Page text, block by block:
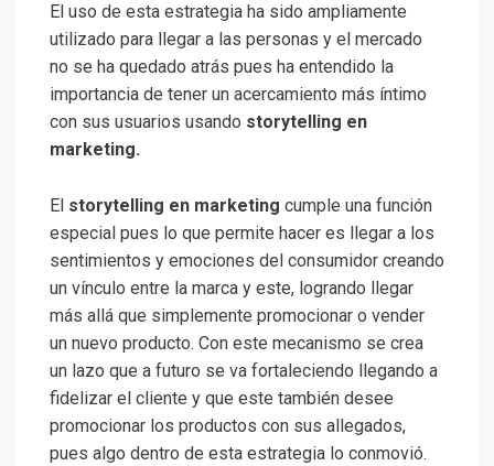
El uso de esta estrategia ha sido ampliamente
utilizado para llegar a las personas y el mercado
no se ha quedado atrás pues ha entendido la
importancia de tener un acercamiento más íntimo
con sus usuarios usando storytelling en
marketing.
El storytelling en marketing cumple una función
especial pues lo que permite hacer es llegar a los
sentimientos y emociones del consumidor creando
un vínculo entre la marca y este, logrando llegar
más allá que simplemente promocionar o vender
un nuevo producto. Con este mecanismo se crea
un lazo que a futuro se va fortaleciendo llegando a
fidelizar el cliente y que este también desee
promocionar los productos con sus allegados,
pues algo dentro de esta estrategia lo conmovió.